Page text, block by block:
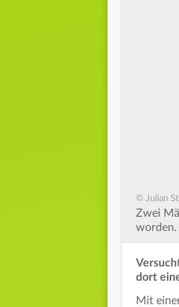
© Julian
Zwei
worden.
dort
Mit